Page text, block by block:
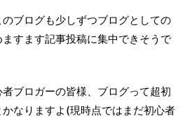
ブログも少しずつブログとしての
すます記事投稿に集中できそうで
ブロガーの皆様、ブログって超初
なりますよ(現時点ではまだ初心者